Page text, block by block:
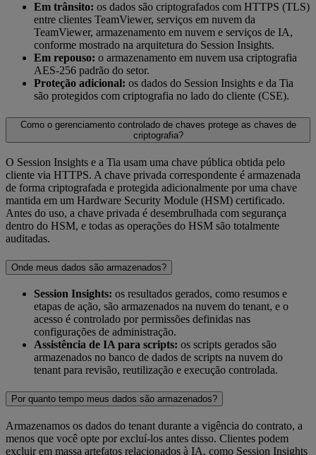
Em trânsito: os dados são criptografados com HTTPS (TLS)
entre clientes TeamViewer, serviços em nuvem da
TeamViewer, armazenamento em nuvem e serviços de IA,
conforme mostrado na arquitetura do Session Insights.
Em repouso: o armazenamento em nuvem usa criptografia
AES-256 padrão do setor.
Proteção adicional: os dados do Session Insights e da Tia
são protegidos com criptografia no lado do cliente (CSE).
Como o gerenciamento controlado de chaves protege as chaves de
criptografia?
O Session Insights e a Tia usam uma chave pública obtida pelo
cliente via HTTPS. A chave privada correspondente é armazenada
de forma criptografada e protegida adicionalmente por uma chave
mantida em um Hardware Security Module (HSM) certificado.
Antes do uso, a chave privada é desembrulhada com segurança
dentro do HSM, e todas as operações do HSM são totalmente
auditadas.
Onde meus dados são armazenados?
Session Insights: os resultados gerados, como resumos e
etapas de ação, são armazenados na nuvem do tenant, e o
acesso é controlado por permissões definidas nas
configurações de administração.
Assistência de IA para scripts: os scripts gerados são
armazenados no banco de dados de scripts na nuvem do
tenant para revisão, reutilização e execução controlada.
Por quanto tempo meus dados são armazenados?
Armazenamos os dados do tenant durante a vigência do contrato, a
menos que você opte por excluí-los antes disso. Clientes podem
excluir em massa artefatos relacionados à IA, como Session Insights